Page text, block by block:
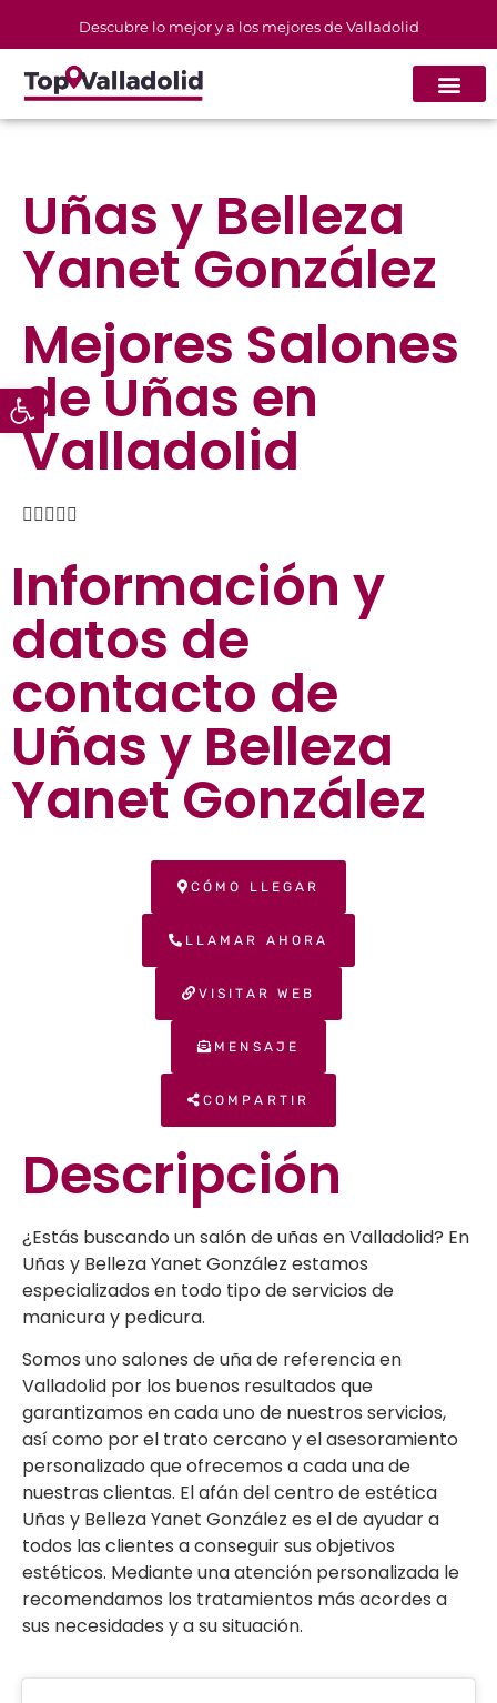
Abrir barra de herramientas
Descubre lo mejor y a los mejores de Valladolid
Uñas y Belleza
Yanet González
Mejores Salones
de Uñas en
Valladolid

Información y
datos de
contacto de
Uñas y Belleza
Yanet González
CÓMO LLEGAR
LLAMAR AHORA
VISITAR WEB
MENSAJE
COMPARTIR
Descripción
¿Estás buscando un salón de uñas en Valladolid? En
Uñas y Belleza Yanet González estamos
especializados en todo tipo de servicios de
manicura y pedicura.
Somos uno salones de uña de referencia en
Valladolid por los buenos resultados que
garantizamos en cada uno de nuestros servicios,
así como por el trato cercano y el asesoramiento
personalizado que ofrecemos a cada una de
nuestras clientas. El afán del centro de estética
Uñas y Belleza Yanet González es el de ayudar a
todos las clientes a conseguir sus objetivos
estéticos. Mediante una atención personalizada le
recomendamos los tratamientos más acordes a
sus necesidades y a su situación.